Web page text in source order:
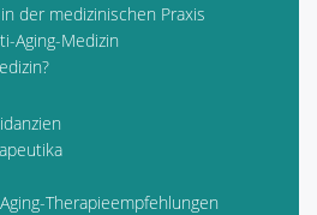
der medizinischen Praxis
Aging-Medizin
Therapieempfehlungen